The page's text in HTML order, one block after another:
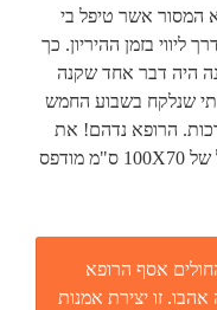
המסור אשר טיפל בי
ליווי בזמן ההיריון. כך
היה דבר אחד שקנה
שנלקח בשבוע החמש
הרופא נדהם! את
זה הוא עוד לא ראה. אולטרסאונד בגודל של 100X70 ס"מ מודפס
אסף הרופא
זו יצירת אמנות